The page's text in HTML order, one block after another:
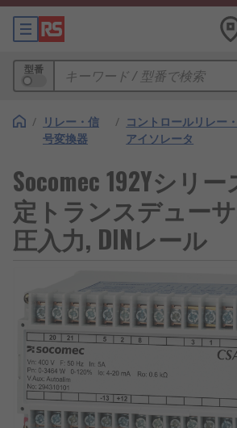
型番
/ リレー・信
号変換器
/ コントロールリレー・
アイソレータ
Socomec 192Yシリ
定トランスデュー
圧入力, DINレール